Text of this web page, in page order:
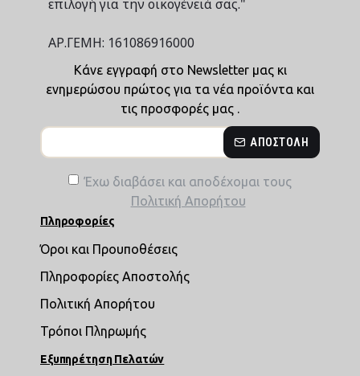
επιλογή για την οικογένειά σας."
ΑΡ.ΓΕΜΗ: 161086916000
Κάνε εγγραφή στο Newsletter μας κι
ενημερώσου πρώτος για τα νέα προϊόντα και
τις προσφορές μας .
ΑΠΟΣΤΟΛΉ
Έχω διαβάσει και αποδέχομαι τους
Πολιτική Απορήτου
Πληροφορίες
Όροι και Προυποθέσεις
Πληροφορίες Αποστολής
Πολιτική Απορήτου
Τρόποι Πληρωμής
Εξυπηρέτηση Πελατών